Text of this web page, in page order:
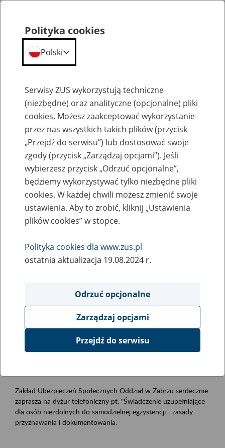
Szkolenia
Dyżur telefoniczny- Świadczenia
uzupełniające dla osób niezdolnych do
samodzielnej egzystencji- zasady
przyznawania i dokumentowania.
Obszar merytoryczny
Świadczenia uzupełniające dla osób niezdolnych do
samodzielnej egzystencji.
Zakład Ubezpieczeń Społecznych Oddział w Zabrzu serdecznie
zaprasza na dyżur telefoniczny pt. "Świadczenie uzupełniające
dla osób niezdolnych do samodzielnej egzystencji - zasady
przyznawania i dokumentowania.
Polityka cookies
Polski
Serwisy ZUS wykorzystują techniczne
(niezbędne) oraz analityczne (opcjonalne) pliki
cookies. Możesz zaakceptować wykorzystanie
przez nas wszystkich takich plików (przycisk
„Przejdź do serwisu”) lub dostosować swoje
zgody (przycisk „Zarządzaj opcjami”). Jeśli
wybierzesz przycisk „Odrzuć opcjonalne”,
będziemy wykorzystywać tylko niezbędne pliki
cookies. W każdej chwili możesz zmienić swoje
ustawienia. Aby to zrobić, kliknij „Ustawienia
plików cookies” w stopce.
Polityka cookies dla www.zus.pl
ostatnia aktualizacja 19.08.2024 r.
Odrzuć opcjonalne
Zarządzaj opcjami
Przejdź do serwisu